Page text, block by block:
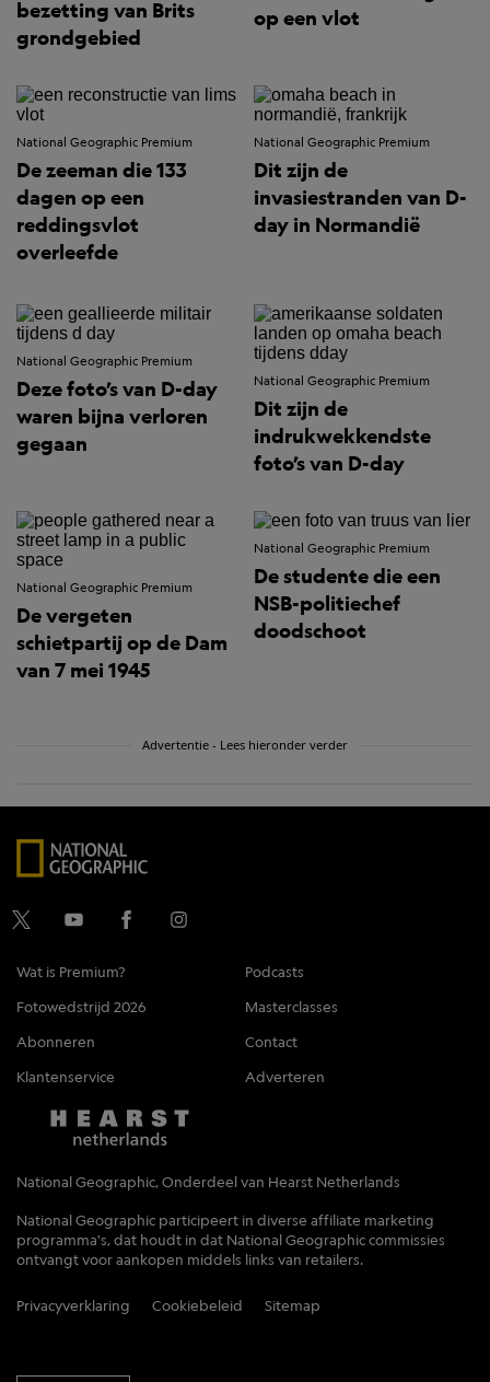
bezetting van Brits
grondgebied
op een vlot
National Geographic Premium
De zeeman die 133
dagen op een
reddingsvlot
overleefde
National Geographic Premium
Dit zijn de
invasiestranden van D-
day in Normandië
National Geographic Premium
Deze foto’s van D-day
waren bijna verloren
gegaan
National Geographic Premium
Dit zijn de
indrukwekkendste
foto’s van D-day
National Geographic Premium
De vergeten
schietpartij op de Dam
van 7 mei 1945
National Geographic Premium
De studente die een
NSB-politiechef
doodschoot
Advertentie - Lees hieronder verder
Wat is Premium?
Podcasts
Fotowedstrijd 2026
Masterclasses
Abonneren
Contact
Klantenservice
Adverteren
National Geographic, Onderdeel van Hearst Netherlands
National Geographic participeert in diverse affiliate marketing
programma's, dat houdt in dat National Geographic commissies
ontvangt voor aankopen middels links van retailers.
Privacyverklaring Cookiebeleid Sitemap